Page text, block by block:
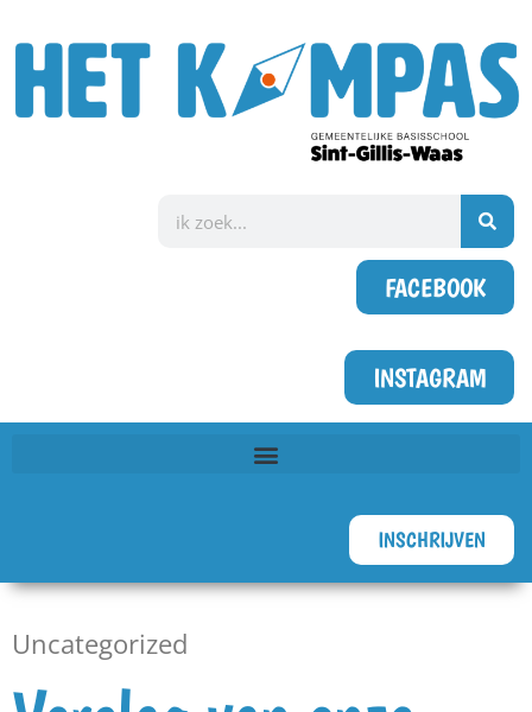
FACEBOOK
INSTAGRAM
INSCHRIJVEN
Uncategorized